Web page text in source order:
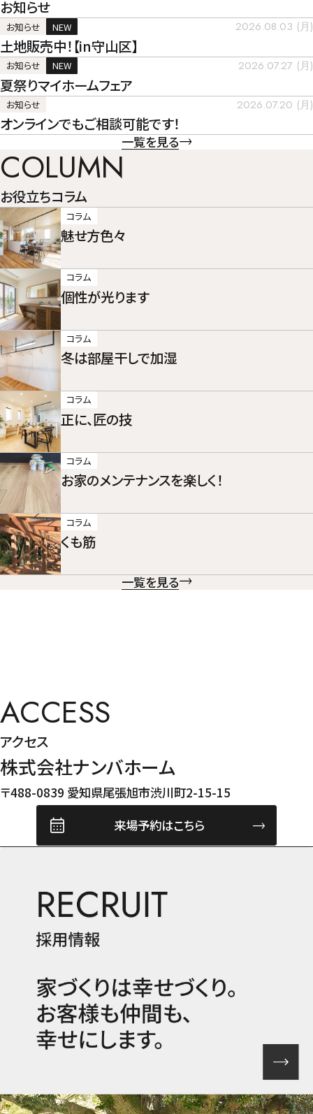
お知らせ
お知らせ NEW 2026.08.03 (月)
土地販売中！【in守山区】
お知らせ NEW 2026.07.27 (月)
夏祭りマイホームフェア
お知らせ 2026.07.20 (月)
オンラインでもご相談可能です！
一覧を見る
COLUMN
お役立ちコラム
コラム
魅せ方色々
コラム
個性が光ります
コラム
冬は部屋干しで加湿
コラム
正に、匠の技
コラム
お家のメンテナンスを楽しく！
コラム
くも筋
一覧を見る
ACCESS
アクセス
株式会社ナンバホーム
〒488-0839 愛知県尾張旭市渋川町2-15-15
来場予約はこちら